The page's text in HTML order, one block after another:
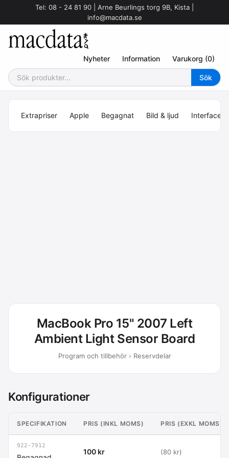
Tel: 08 - 24 81 90 | Arne Beurlings torg 9B, Kista |
info@macdata.se
Nyheter Information Varukorg (0)
Extrapriser Apple Begagnat Bild & ljud Interface
MacBook Pro 15" 2007 Left
Ambient Light Sensor Board
Program och tillbehör › Reservdelar
Konfigurationer
SPECIFIKATION PRIS (INKL MOMS) PRIS (EXKL MOMS)
922-7912
100 kr (80 kr)